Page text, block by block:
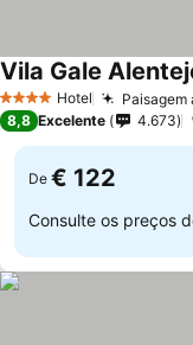
4 EstrelasHotel Paisagem
Vila Gale
8,8 Excelente 4.673
De € 122
Consulte os preços